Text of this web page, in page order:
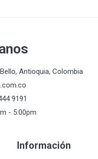
Antioquia, Colombia
9191
- 5:00pm
Información